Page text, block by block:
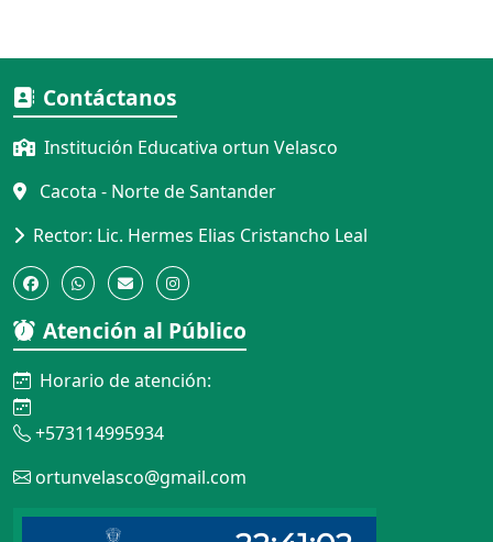
Contáctanos
Institución Educativa ortun Velasco
Cacota - Norte de Santander
Rector: Lic. Hermes Elias Cristancho Leal
Atención al Público
Horario de atención:
+573114995934
ortunvelasco@gmail.com